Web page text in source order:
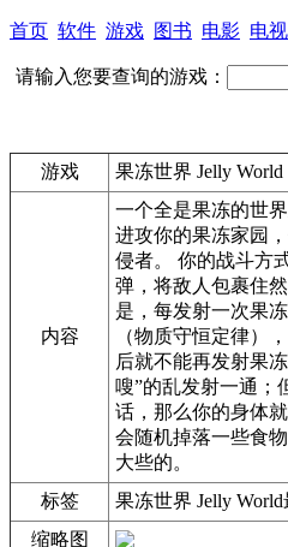
首页 软件 游戏 图书 电影 电
请输入您要查询的游戏：
游戏 果冻世界 Jelly World
内容
一个全是果冻的世
进攻你的果冻家园
侵者。 你的战斗方
弹，将敌人包裹住
是，每发射一次果
（物质守恒定律）
后就不能再发射果
嗖”的乱发射一通；
话，那么你的身体
会随机掉落一些食
大些的。
标签
果冻世界 Jelly World
缩略图